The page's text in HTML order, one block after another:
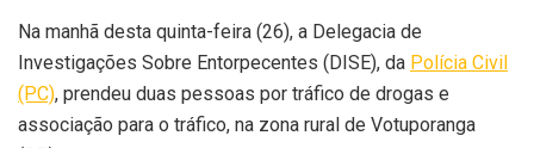
Na manhã desta quinta-feira (26), a Delegacia de
Investigações Sobre Entorpecentes (DISE), da Polícia Civil
(PC), prendeu duas pessoas por tráfico de drogas e
associação para o tráfico, na zona rural de Votuporanga